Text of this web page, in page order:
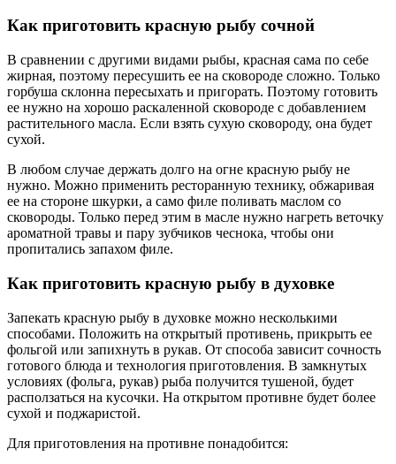
Как приготовить красную рыбу сочной
В сравнении с другими видами рыбы, красная сама по себе
жирная, поэтому пересушить ее на сковороде сложно. Только
горбуша склонна пересыхать и пригорать. Поэтому готовить
ее нужно на хорошо раскаленной сковороде с добавлением
растительного масла. Если взять сухую сковороду, она будет
сухой.
В любом случае держать долго на огне красную рыбу не
нужно. Можно применить ресторанную технику, обжаривая
ее на стороне шкурки, а само филе поливать маслом со
сковороды. Только перед этим в масле нужно нагреть веточку
ароматной травы и пару зубчиков чеснока, чтобы они
пропитались запахом филе.
Как приготовить красную рыбу в духовке
Запекать красную рыбу в духовке можно несколькими
способами. Положить на открытый противень, прикрыть ее
фольгой или запихнуть в рукав. От способа зависит сочность
готового блюда и технология приготовления. В замкнутых
условиях (фольга, рукав) рыба получится тушеной, будет
расползаться на кусочки. На открытом противне будет более
сухой и поджаристой.
Для приготовления на противне понадобится: